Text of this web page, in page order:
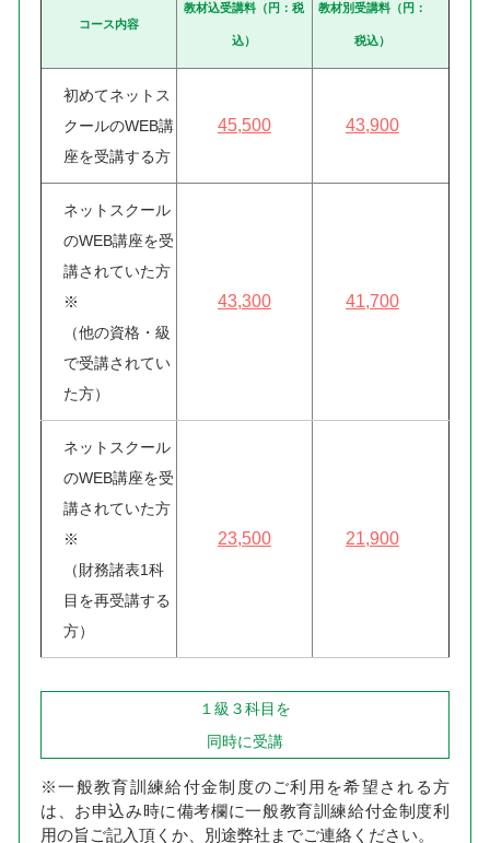
コース内容
教材込受講料（円：税
込）
教材別受講料（円：
税込）
初めてネットス
クールのWEB講
座を受講する方
45,500 43,900
ネットスクール
のWEB講座を受
講されていた方
※
（他の資格・級
で受講されてい
た方）
43,300 41,700
ネットスクール
のWEB講座を受
講されていた方
※
（財務諸表1科
目を再受講する
方）
23,500 21,900
１級３科目を
同時に受講
※一般教育訓練給付金制度のご利用を希望される方
は、お申込み時に備考欄に一般教育訓練給付金制度利
用の旨ご記入頂くか、別途弊社までご連絡ください。